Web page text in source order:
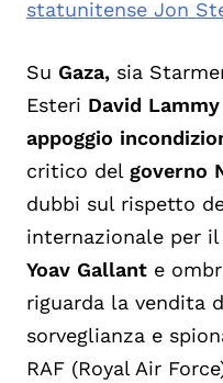
statunitense Jon
Su Gaza, sia
Esteri David Lammy
appoggio
critico del governo
dubbi sul rispetto
internazionale per
Yoav Gallant e
riguarda la vendita
sorveglianza e
RAF (Royal Air